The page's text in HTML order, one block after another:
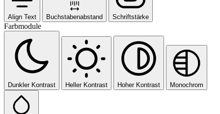
Align Text Buchstabenabstand Schriftstärke
Farbmodule
Dunkler Kontrast Heller Kontrast Hoher Kontrast Monochrom